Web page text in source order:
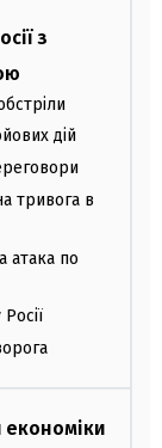
з
дій
тривога в
атака по
економіки